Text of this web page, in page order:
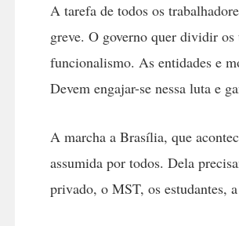
A tarefa de todos os
greve. O governo quer dividir
funcionalismo. As entidades e
Devem engajar-se nessa luta e
A marcha a Brasília, que
assumida por todos. Dela
privado, o MST, os estudantes,